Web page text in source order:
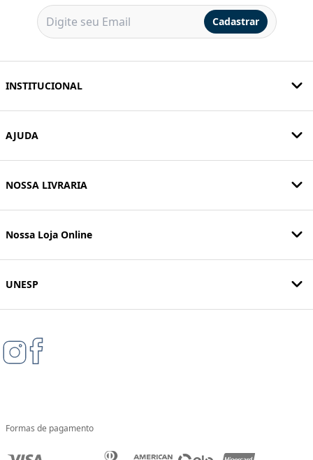
Cadastrar
INSTITUCIONAL
AJUDA
NOSSA LIVRARIA
Nossa Loja Online
UNESP
Formas de pagamento